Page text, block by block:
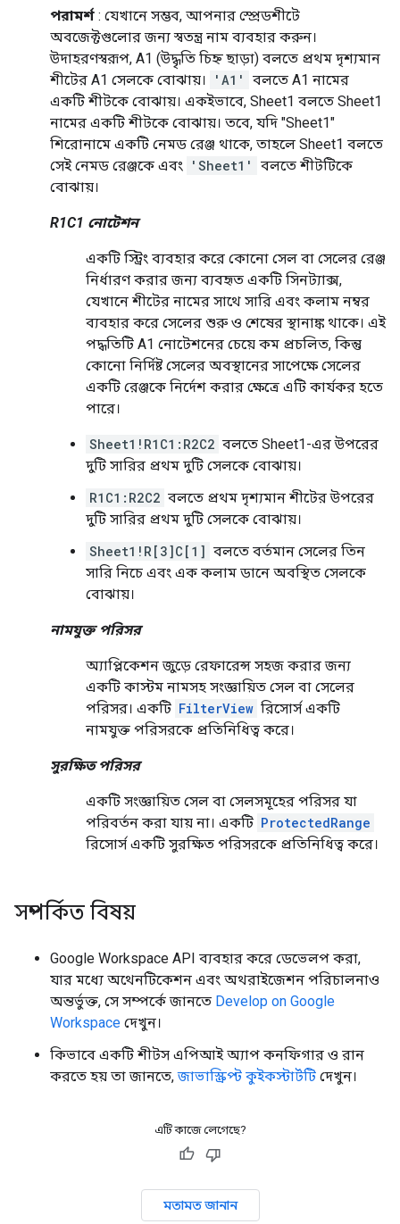
পরামর্শ : যেখানে সম্ভব, আপনার স্প্রেডশীটে
অবজেক্টগুলোর জন্য স্বতন্ত্র নাম ব্যবহার করুন।
উদাহরণস্বরূপ, A1 (উদ্ধৃতি চিহ্ন ছাড়া) বলতে প্রথম দৃশ্যমান
শীটের A1 সেলকে বোঝায়।
'A1'
বলতে A1 নামের
একটি শীটকে বোঝায়। একইভাবে, Sheet1 বলতে Sheet1
নামের একটি শীটকে বোঝায়। তবে, যদি "Sheet1"
শিরোনামে একটি নেমড রেঞ্জ থাকে, তাহলে Sheet1 বলতে
সেই নেমড রেঞ্জকে এবং 'Sheet1'
বলতে শীটটিকে
বোঝায়।
R1C1 নোটেশন
একটি স্ট্রিং ব্যবহার করে কোনো সেল বা সেলের রেঞ্জ
নির্ধারণ করার জন্য ব্যবহৃত একটি সিনট্যাক্স,
যেখানে শীটের নামের সাথে সারি এবং কলাম নম্বর
ব্যবহার করে সেলের শুরু ও শেষের স্থানাঙ্ক থাকে। এই
পদ্ধতিটি A1 নোটেশনের চেয়ে কম প্রচলিত, কিন্তু
কোনো নির্দিষ্ট সেলের অবস্থানের সাপেক্ষে সেলের
একটি রেঞ্জকে নির্দেশ করার ক্ষেত্রে এটি কার্যকর হতে
পারে।
Sheet1!R1C1:R2C2 বলতে Sheet1-এর উপরের
দুটি সারির প্রথম দুটি সেলকে বোঝায়।
R1C1:R2C2 বলতে প্রথম দৃশ্যমান শীটের উপরের
দুটি সারির প্রথম দুটি সেলকে বোঝায়।
Sheet1!R[3]C[1] বলতে বর্তমান সেলের তিন
সারি নিচে এবং এক কলাম ডানে অবস্থিত সেলকে
বোঝায়।
নামযুক্ত পরিসর
অ্যাপ্লিকেশন জুড়ে রেফারেন্স সহজ করার জন্য
একটি কাস্টম নামসহ সংজ্ঞায়িত সেল বা সেলের
পরিসর। একটি FilterView রিসোর্স একটি
নামযুক্ত পরিসরকে প্রতিনিধিত্ব করে।
সুরক্ষিত পরিসর
একটি সংজ্ঞায়িত সেল বা সেলসমূহের পরিসর যা
পরিবর্তন করা যায় না। একটি ProtectedRange
রিসোর্স একটি সুরক্ষিত পরিসরকে প্রতিনিধিত্ব করে।
সম্পর্কিত বিষয়
Google Workspace API ব্যবহার করে ডেভেলপ করা,
যার মধ্যে অথেনটিকেশন এবং অথরাইজেশন পরিচালনাও
অন্তর্ভুক্ত, সে সম্পর্কে জানতে Develop on Google
Workspace দেখুন।
কিভাবে একটি শীটস এপিআই অ্যাপ কনফিগার ও রান
করতে হয় তা জানতে,জাভাস্ক্রিপ্ট কুইকস্টার্টটি দেখুন।
এটি কাজে লেগেছে?
মতামত জানান